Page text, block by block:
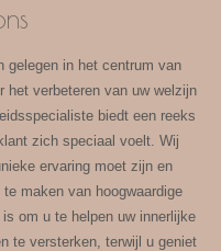
gelegen in het centrum van
het verbeteren van uw welzijn
biedt een reeks
zich speciaal voelt. Wij
ervaring moet zijn en
maken van hoogwaardige
om u te helpen uw innerlijke
te versterken, terwijl u geniet